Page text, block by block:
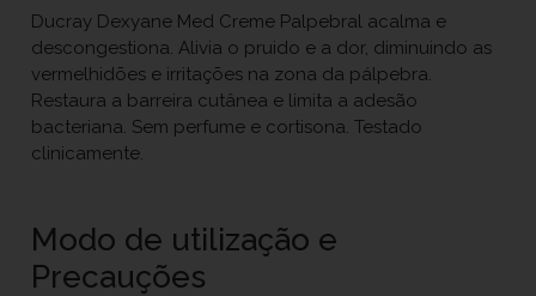
Ducray Dexyane Med Creme Palpebral acalma e
descongestiona. Alivia o pruido e a dor, diminuindo as
vermelhidões e irritações na zona da pálpebra.
Restaura a barreira cutânea e limita a adesão
bacteriana. Sem perfume e cortisona. Testado
clinicamente.
Modo de utilização e
Precauções